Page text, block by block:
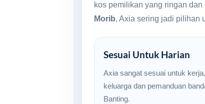
kos pemilikan yang ringan
Morib, Axia sering jadi pilihan
Sesuai Untuk Harian
Axia sangat sesuai untuk
keluarga dan pemanduan
Banting.